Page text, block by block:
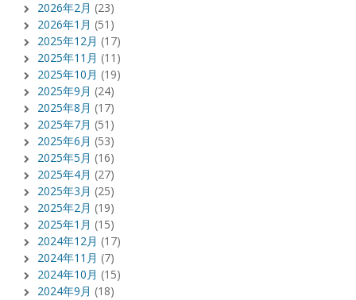
2026年2月 (23)
2026年1月 (51)
2025年12月 (17)
2025年11月 (11)
2025年10月 (19)
2025年9月 (24)
2025年8月 (17)
2025年7月 (51)
2025年6月 (53)
2025年5月 (16)
2025年4月 (27)
2025年3月 (25)
2025年2月 (19)
2025年1月 (15)
2024年12月 (17)
2024年11月 (7)
2024年10月 (15)
2024年9月 (18)